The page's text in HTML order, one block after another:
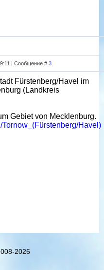
| Сообщение # 3
Fürstenberg/Havel im
(Landkreis
Gebiet von Mecklenburg.
Havel)
2026